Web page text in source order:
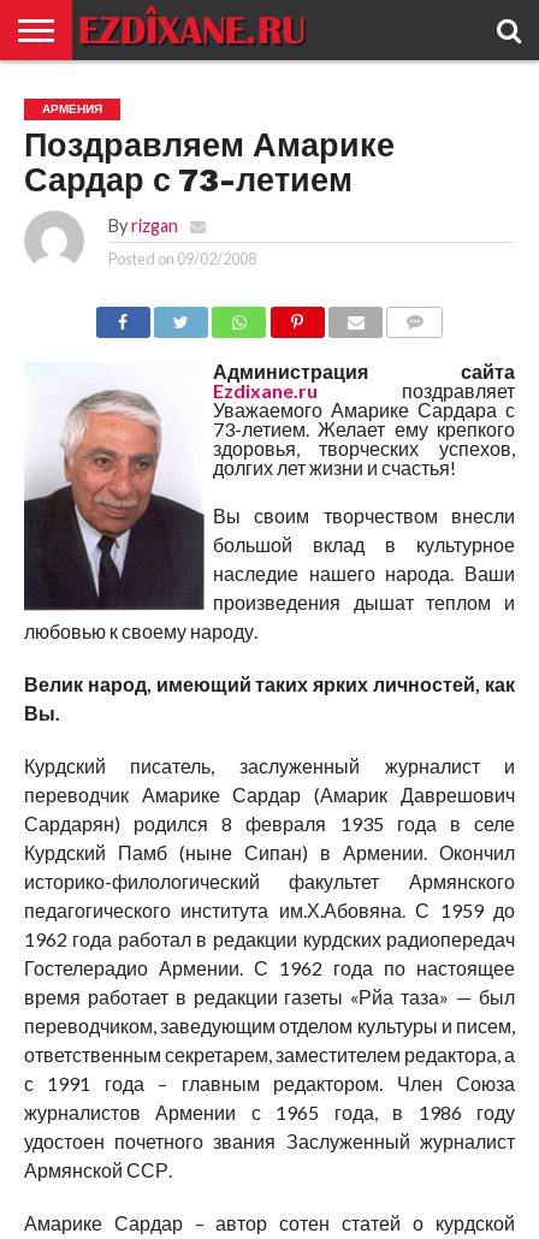
ЕЗИДИЗМ
НОВОСТИ
ИСТОРИЯ
КУЛЬТУРА
КОНТАКТ
АРМЕНИЯ
Поздравляем Амарике
Сардар с 73-летием
By rizgan
Posted on 09/02/2008
Администрация сайта
Ezdixane.ru поздравляет
Уважаемого Амарике Сардара с
73-летием. Желает ему крепкого
здоровья, творческих успехов,
долгих лет жизни и счастья!
Вы своим творчеством внесли
большой вклад в культурное
наследие нашего народа. Ваши
произведения дышат теплом и
любовью к своему народу.
Велик народ, имеющий таких ярких личностей, как
Вы.
Курдский писатель, заслуженный журналист и
переводчик Амарике Сардар (Амарик Даврешович
Сардарян) родился 8 февраля 1935 года в селе
Курдский Памб (ныне Сипан) в Армении. Окончил
историко-филологический факультет Армянского
педагогического института им.Х.Абовяна. С 1959 до
1962 года работал в редакции курдских радиопередач
Гостелерадио Армении. С 1962 года по настоящее
время работает в редакции газеты «Рйа таза» — был
переводчиком, заведующим отделом культуры и писем,
ответственным секретарем, заместителем редактора, а
с 1991 года – главным редактором. Член Союза
журналистов Армении с 1965 года, в 1986 году
удостоен почетного звания Заслуженный журналист
Армянской ССР.
Амарике Сардар – автор сотен статей о курдской